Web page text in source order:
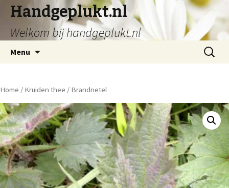
Handgeplukt.nl
Welkom bij handgeplukt.nl
Menu
Zoeken
naar:
Home / Kruiden thee / Brandnetel